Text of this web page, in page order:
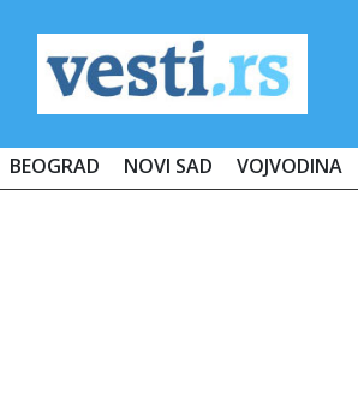
BEOGRAD NOVI SAD VOJVODINA